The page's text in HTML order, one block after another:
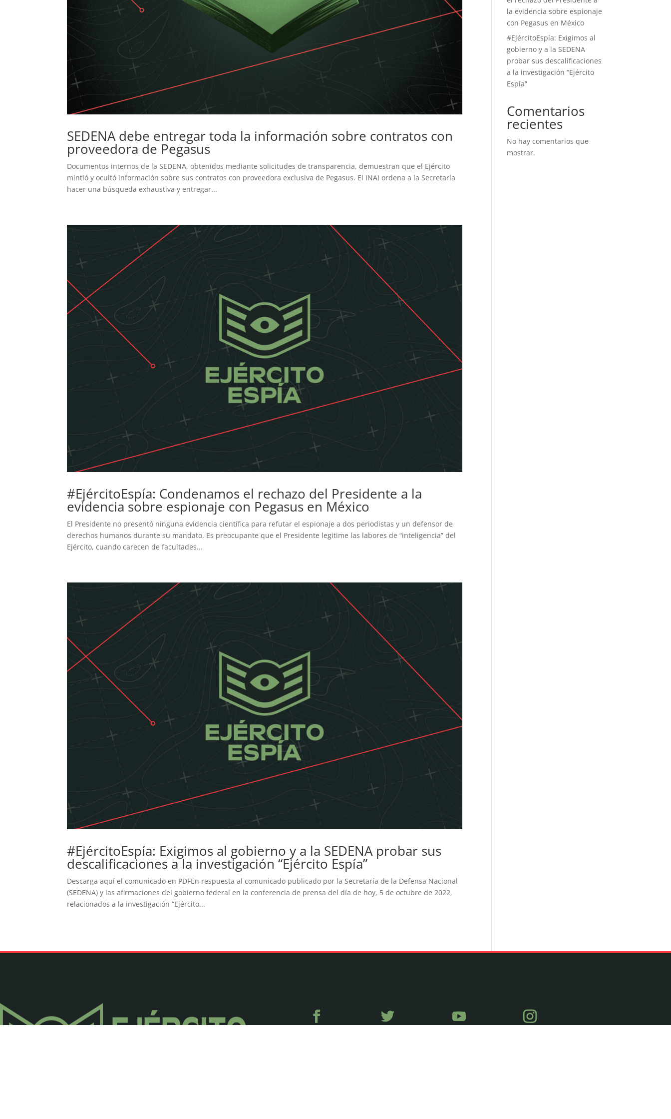
SEDENA debe entregar toda la información sobre contratos con
proveedora de Pegasus
Documentos internos de la SEDENA, obtenidos mediante solicitudes de transparencia, demuestran que el Ejército
mintió y ocultó información sobre sus contratos con proveedora exclusiva de Pegasus. El INAI ordena a la Secretaría
hacer una búsqueda exhaustiva y entregar...
#EjércitoEspía: Condenamos el rechazo del Presidente a la
evidencia sobre espionaje con Pegasus en México
El Presidente no presentó ninguna evidencia científica para refutar el espionaje a dos periodistas y un defensor de
derechos humanos durante su mandato. Es preocupante que el Presidente legitime las labores de “inteligencia” del
Ejército, cuando carecen de facultades...
#EjércitoEspía: Exigimos al gobierno y a la SEDENA probar sus
descalificaciones a la investigación “Ejército Espía”
Descarga aquí el comunicado en PDFEn respuesta al comunicado publicado por la Secretaría de la Defensa Nacional
(SEDENA) y las afirmaciones del gobierno federal en la conferencia de prensa del día de hoy, 5 de octubre de 2022,
relacionados a la investigación “Ejército...
la evidencia sobre espionaje
con Pegasus en México
#EjércitoEspía: Exigimos al
gobierno y a la SEDENA
probar sus descalificaciones
a la investigación “Ejército
Espía”
Comentarios
recientes
No hay comentarios que
mostrar.